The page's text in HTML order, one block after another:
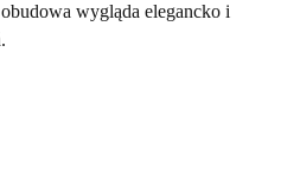
wygląda elegancko i